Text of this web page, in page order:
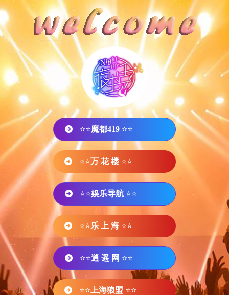
⭐⭐魔都419 ⭐⭐
⭐⭐万 花 楼 ⭐⭐
⭐⭐娱乐导航 ⭐⭐
⭐⭐乐 上 海 ⭐⭐
⭐⭐逍 遥 网 ⭐⭐
⭐⭐ 上海狼盟 ⭐⭐